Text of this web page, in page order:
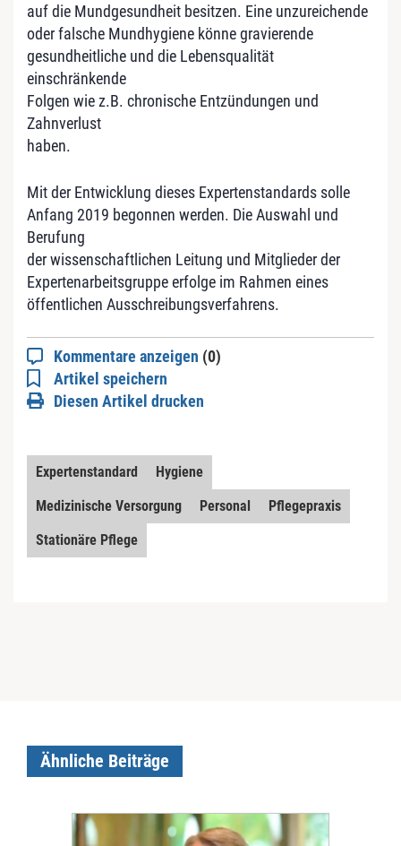
auf die Mundgesundheit besitzen. Eine unzureichende
oder falsche Mundhygiene könne gravierende
gesundheitliche und die Lebensqualität
einschränkende
Folgen wie z.B. chronische Entzündungen und
Zahnverlust
haben.
Mit der Entwicklung dieses Expertenstandards solle
Anfang 2019 begonnen werden. Die Auswahl und
Berufung
der wissenschaftlichen Leitung und Mitglieder der
Expertenarbeitsgruppe erfolge im Rahmen eines
öffentlichen Ausschreibungsverfahrens.
Kommentare anzeigen (0)
Artikel speichern
Diesen Artikel drucken
Expertenstandard
Hygiene
Medizinische Versorgung
Personal
Pflegepraxis
Stationäre Pflege
Ähnliche Beiträge